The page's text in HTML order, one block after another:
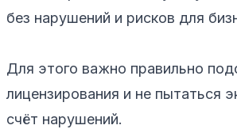
без нарушений и рисков для
Для этого важно правильно
лицензирования и не пытаться
счёт нарушений.